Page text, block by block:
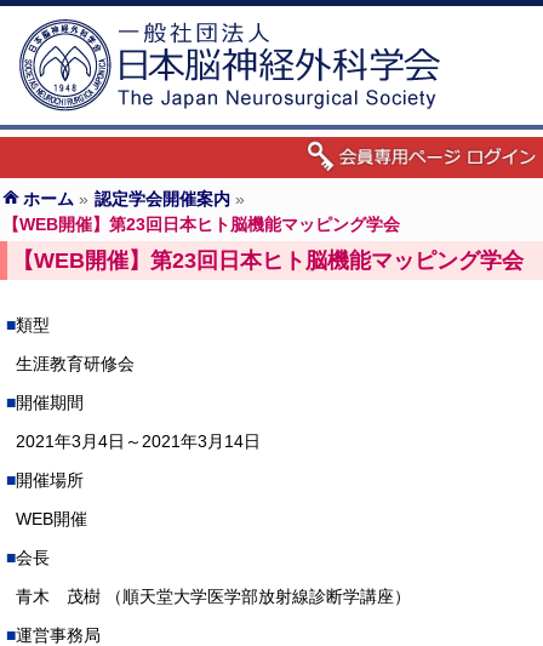
ホーム » 認定学会開催案内 »
【WEB開催】第23回日本ヒト脳機能マッピング学会
【WEB開催】第23回日本ヒト脳機能マッピング学会
類型
生涯教育研修会
開催期間
2021年3月4日～2021年3月14日
開催場所
WEB開催
会長
青木 茂樹 （順天堂大学医学部放射線診断学講座）
運営事務局